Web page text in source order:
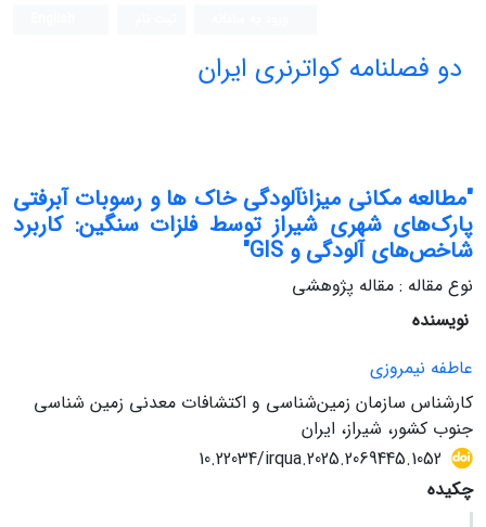
دو فصلنامه کواترنری ایران
"مطالعه مکانی میزانآلودگی خاک ها و رسوبات آبرفتی
پارک‌های شهری شیراز توسط فلزات سنگین: کاربرد
شاخص‌های آلودگی و GIS"
نوع مقاله : مقاله پژوهشی
نویسنده
عاطفه نیمروزی
کارشناس سازمان زمین‌شناسی و اکتشافات معدنی زمین شناسی
جنوب کشور، شیراز، ایران
10.22034/irqua.2025.2069445.1052
چکیده